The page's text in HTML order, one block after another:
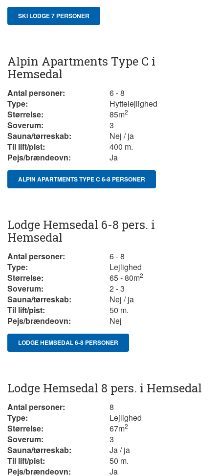
SKI LODGE 7 PERSONER
Alpin Apartments Type C i
Hemsedal
Antal personer:
6 - 8
Type:
Hyttelejlighed
Størrelse:
85m2
Soverum:
3
Sauna/tørreskab:
Nej / ja
Til lift/pist:
400 m.
Pejs/brændeovn:
Ja
ALPIN APARTMENTS TYPE C 6-8 PERSONER
Lodge Hemsedal 6-8 pers. i
Hemsedal
Antal personer:
6 - 8
Type:
Lejlighed
Størrelse:
65 - 80m2
Soverum:
2 - 3
Sauna/tørreskab:
Nej / ja
Til lift/pist:
50 m.
Pejs/brændeovn:
Nej
LODGE HEMSEDAL 6-8 PERSONER
Lodge Hemsedal 8 pers. i Hemsedal
Antal personer:
8
Type:
Lejlighed
Størrelse:
67m2
Soverum:
3
Sauna/tørreskab:
Ja / ja
Til lift/pist:
50 m.
Pejs/brændeovn:
Ja